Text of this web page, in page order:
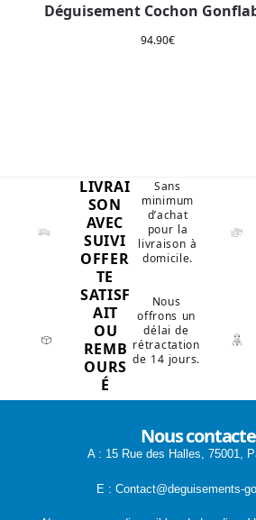
Déguisement Cochon
94.90€
LIVRAI
SON
AVEC
SUIVI
OFFER
TE
Sans
minimum
d’achat
pour la
livraison à
domicile.
SATISF
AIT
OU
REMB
OURS
É
Nous
offrons un
délai de
rétractation
de 14 jours.
Nous
A : 15 Rue des Halles, 75001,
E : Contact@deguisements-